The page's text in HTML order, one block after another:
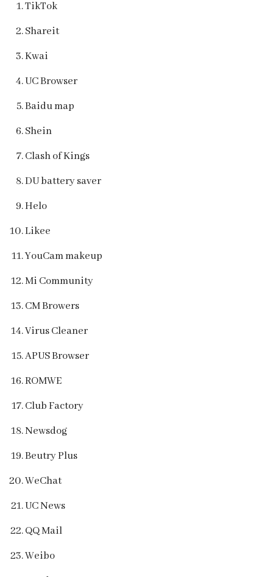
TikTok
Shareit
Kwai
UC Browser
Baidu map
Shein
Clash of Kings
DU battery saver
Helo
Likee
YouCam makeup
Mi Community
CM Browers
Virus Cleaner
APUS Browser
ROMWE
Club Factory
Newsdog
Beutry Plus
WeChat
UC News
QQ Mail
Weibo